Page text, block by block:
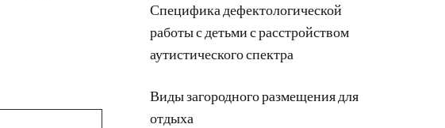
Специфика дефектологической
работы с детьми с расстройством
аутистического спектра
Виды загородного размещения для
отдыха